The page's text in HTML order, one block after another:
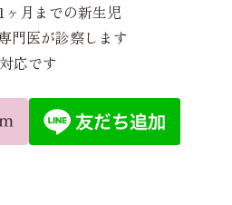
ヶ月までの新生児
門医が診察します
応です